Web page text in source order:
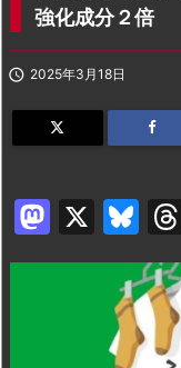
強化成分２倍
 2025年3月18日
M
a
X
Bl
u
e
s
k